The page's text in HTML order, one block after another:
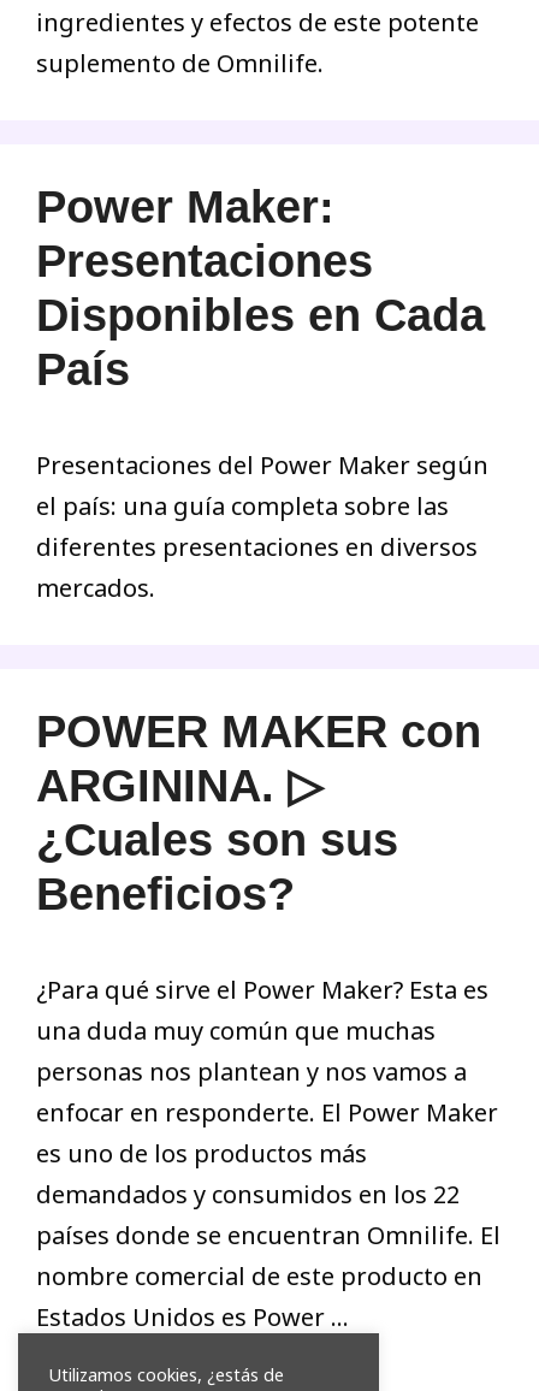
ingredientes y efectos de este potente
suplemento de Omnilife.
Power Maker:
Presentaciones
Disponibles en Cada
País
Presentaciones del Power Maker según
el país: una guía completa sobre las
diferentes presentaciones en diversos
mercados.
POWER MAKER con
ARGININA. ▷
¿Cuales son sus
Beneficios?
¿Para qué sirve el Power Maker? Esta es
una duda muy común que muchas
personas nos plantean y nos vamos a
enfocar en responderte. El Power Maker
es uno de los productos más
demandados y consumidos en los 22
países donde se encuentran Omnilife. El
nombre comercial de este producto en
Estados Unidos es Power …
Utilizamos cookies, ¿estás de